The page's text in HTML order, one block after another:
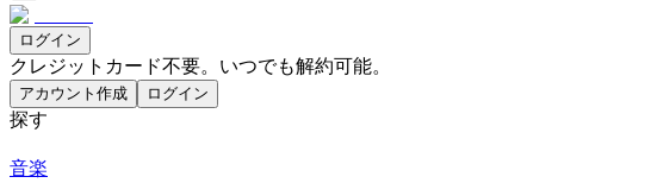
ログイン
クレジットカード不要。いつでも解約可能。
アカウント作成 ログイン
探す
音楽